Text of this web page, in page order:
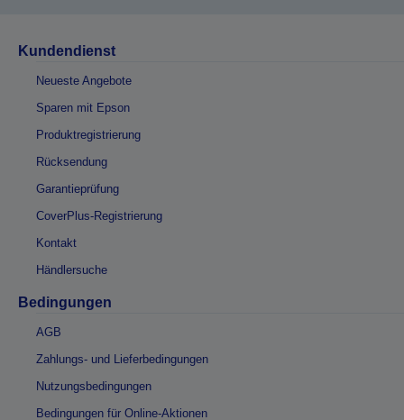
Kundendienst
Neueste Angebote
Sparen mit Epson
Produktregistrierung
Rücksendung
Garantieprüfung
CoverPlus-Registrierung
Kontakt
Händlersuche
Bedingungen
AGB
Zahlungs- und Lieferbedingungen
Nutzungsbedingungen
Bedingungen für Online-Aktionen